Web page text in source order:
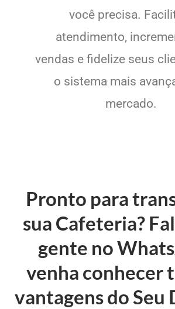
você precisa.
atendimento,
vendas e fidelize seus
o sistema mais
mercado.
Pronto para
sua Cafeteria?
gente no
venha conhecer
vantagens do Seu